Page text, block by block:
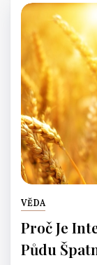
VĚDA
Proč Je
Půdu